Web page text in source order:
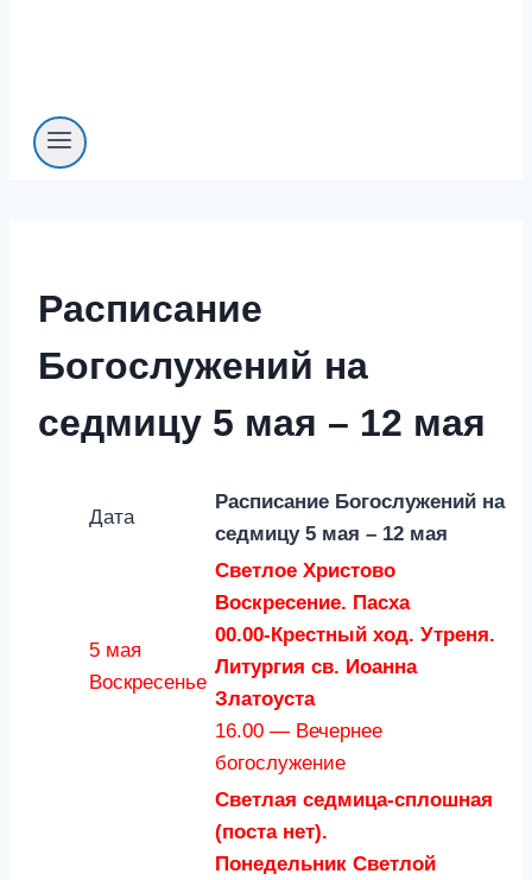
Расписание
Богослужений на
седмицу 5 мая – 12 мая
Дата
Расписание Богослужений на
седмицу 5 мая – 12 мая
5 мая
Воскресенье
Светлое Христово
Воскресение. Пасха
00.00-Крестный ход. Утреня.
Литургия св. Иоанна
Златоуста
16.00 — Вечернее
богослужение
Светлая седмица-сплошная
(поста нет).
Понедельник Светлой